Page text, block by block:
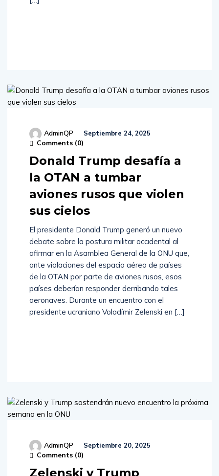
AdminQP Septiembre 24, 2025
Comments (0)
Donald Trump desafía a
la OTAN a tumbar
aviones rusos que violen
sus cielos
El presidente Donald Trump generó un nuevo
debate sobre la postura militar occidental al
afirmar en la Asamblea General de la ONU que,
ante violaciones del espacio aéreo de países
de la OTAN por parte de aviones rusos, esos
países deberían responder derribando tales
aeronaves. Durante un encuentro con el
presidente ucraniano Volodímir Zelenski en […]
AdminQP Septiembre 20, 2025
Comments (0)
Zelenski y Trump